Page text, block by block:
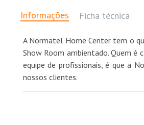
Informações Ficha técnica
A Normatel Home Center tem o
Show Room ambientado. Quem é
equipe de profissionais, é que a
nossos clientes.